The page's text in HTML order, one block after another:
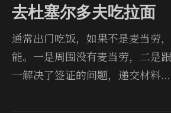
去杜塞尔多夫吃拉面
通常出门吃饭，如果不是麦当劳
能。一是周围没有麦当劳，二是
一解决了签证的问题，递交材料...